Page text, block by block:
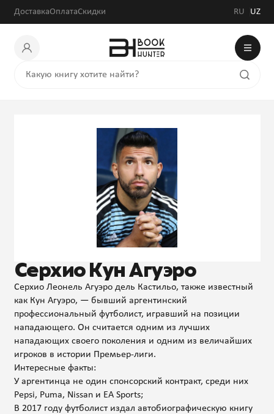
ДоставкаОплатаСкидки RU UZ
Серхио Кун Агуэро
Серхио Леонель Агуэро дель Кастильо, также известный
как Кун Агуэро, — бывший аргентинский
профессиональный футболист, игравший на позиции
нападающего. Он считается одним из лучших
нападающих своего поколения и одним из величайших
игроков в истории Премьер-лиги.
Интересные факты:
У аргентинца не один спонсорский контракт, среди них
Pepsi, Puma, Nissan и EA Sports;
В 2017 году футболист издал автобиографическую книгу